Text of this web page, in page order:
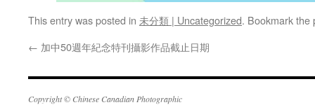
This entry was posted in 未分類 | Uncategorized. Bookmark the
← 加中50週年紀念特刊攝影作品截止日期
Copyright © Chinese Canadian Photographic